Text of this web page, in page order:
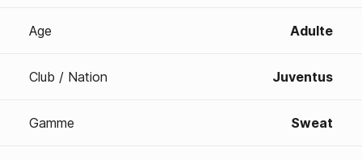
Age Adulte
Club / Nation Juventus
Gamme Sweat